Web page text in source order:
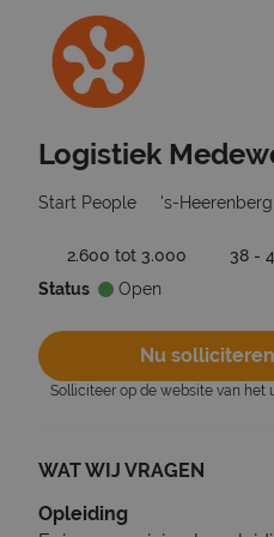
Logistiek
Start People 's-Heerenberg
2.600 tot 3.000
38 -
Status
Open
Nu solliciteren
Solliciteer op de website van het
WAT WIJ VRAGEN
Opleiding